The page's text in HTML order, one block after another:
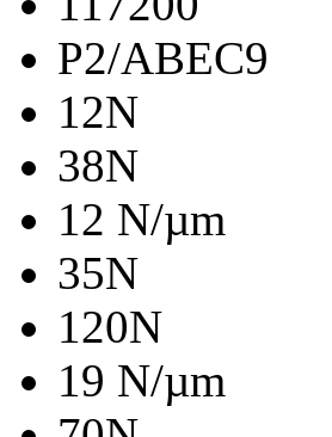
P2/ABEC9
12N
38N
12 N/µm
35N
120N
19 N/µm